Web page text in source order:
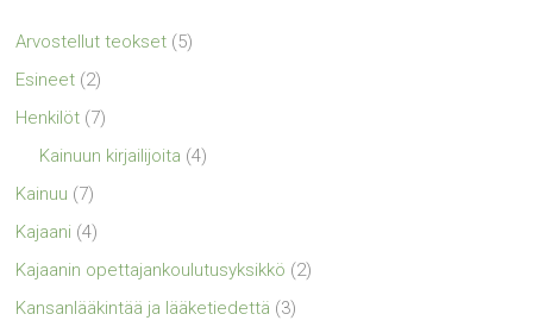
Arvostellut teokset (5)
Esineet (2)
Henkilöt (7)
Kainuun kirjailijoita (4)
Kainuu (7)
Kajaani (4)
Kajaanin opettajankoulutusyksikkö (2)
Kansanlääkintää ja lääketiedettä (3)